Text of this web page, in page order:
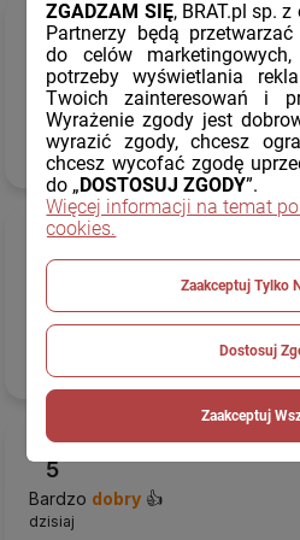
Komentarz
Jesteśmy wdzięczni za
Marcin
5
Wszystko sprawnie jak zawsze
dzisiaj
Twoja opinia to dla nas
Elżbieta
5
dzisiaj
Wojciech
5
Bardzo dobry 👍️
dzisiaj
ZGADZAM SIĘ, BRAT.pl sp.
Partnerzy będą
do celów
potrzeby wyświetlania
Twoich zainteresowań i
Wyrażenie zgody jest
wyrazić zgody, chcesz
chcesz wycofać zgodę
do „ DOSTOSUJ ZGODY”.
Więcej informacji na temat
cookies.
Zaakceptuj Tylko
Dostosuj
Zaakceptuj